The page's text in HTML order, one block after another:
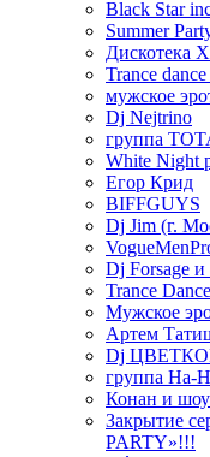
Black Star
Summer
Дискотека
Trance
мужское
Dj Nejtrino
группа
White Night
Егор Крид
BIFFGUYS
Dj Jim (г.
Dj Forsage
Trance
Мужское
Артем
Dj
группа На-
Конан и
Закрытие
PARTY»!!!